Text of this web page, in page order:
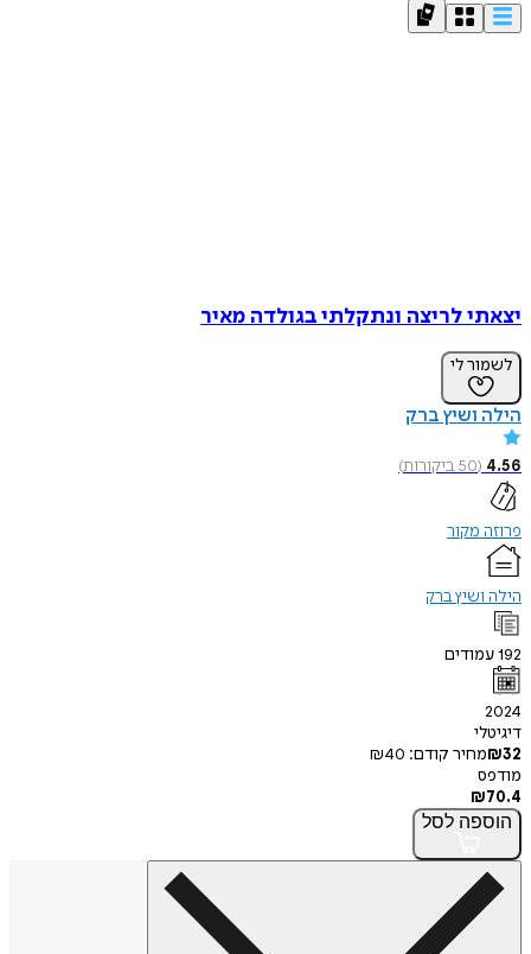
יצאתי לריצה ונתקלתי בגולדה מאיר
לשמור לי
הילה ושיץ ברק
4.56
(
50ביקורות)
פרוזה מקור
הילה ושיץ ברק
192עמודים
2024
דיגיטלי
₪32 מחיר קודם: ₪40
מודפס
₪70.4
הוספה לסל